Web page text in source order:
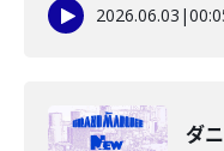
2026.06.03 |
ダ